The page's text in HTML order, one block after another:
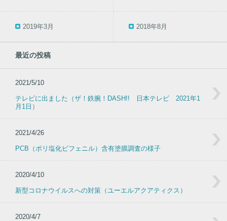
2019年3月 2018年8月
最近の投稿
2021/5/10
テレビに出ました（ザ！鉄腕！DASH!! 日本テレビ 2021年1
月1日）
2021/4/26
PCB（ポリ塩化ビフェニル）含有塗膜調査の様子
2020/4/10
新型コロナウイルスへの対策（ユーエルアクアティクス）
2020/4/7